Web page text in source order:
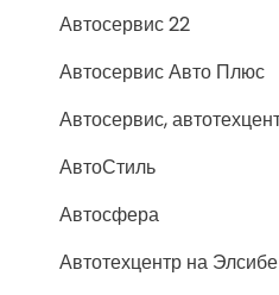
Автосервис 22
Автосервис Авто Плюс
Автосервис,
АвтоСтиль
Автосфера
Автотехцентр на Элсибе